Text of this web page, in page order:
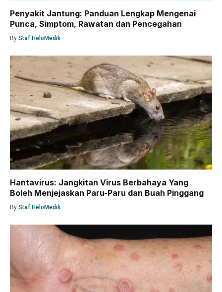
Penyakit Jantung: Panduan Lengkap Mengenai
Punca, Simptom, Rawatan dan Pencegahan
By Staf HeloMedik
Hantavirus: Jangkitan Virus Berbahaya Yang
Boleh Menjejaskan Paru-Paru dan Buah Pinggang
By Staf HeloMedik